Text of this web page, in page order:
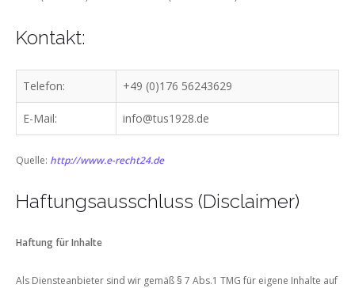
Kontakt:
Telefon: +49 (0)176 56243629
E-Mail: info@tus1928.de
Quelle: http://www.e-recht24.de
Haftungsausschluss (Disclaimer)
Haftung für Inhalte
Als Diensteanbieter sind wir gemäß § 7 Abs.1 TMG für eigene Inhalte auf